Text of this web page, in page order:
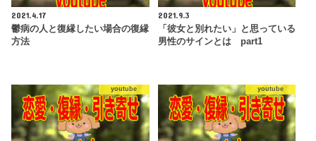
2021.4.17
鬱病の人と復縁したい場合の復縁
方法
2021.9.3
「彼女と別れたい」と思っている
男性のサインとは part1
youtube youtube